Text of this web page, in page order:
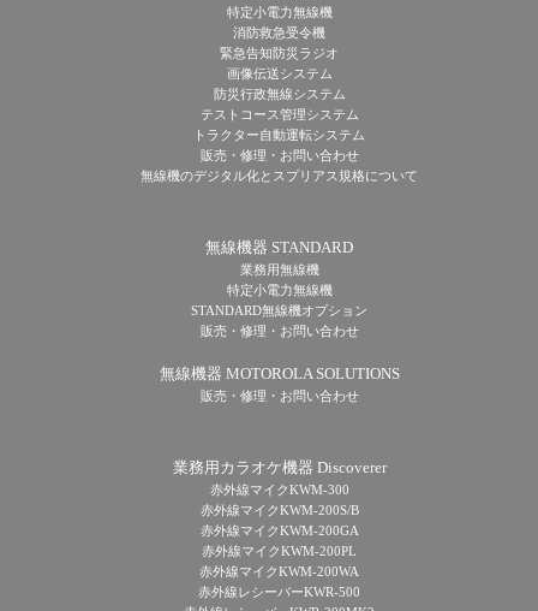
特定小電力無線機
消防救急受令機
緊急告知防災ラジオ
画像伝送システム
防災行政無線システム
テストコース管理システム
トラクター自動運転システム
販売・修理・お問い合わせ
無線機のデジタル化とスプリアス規格について
無線機器 STANDARD
業務用無線機
特定小電力無線機
STANDARD無線機オプション
販売・修理・お問い合わせ
無線機器 MOTOROLA SOLUTIONS
販売・修理・お問い合わせ
業務用カラオケ機器 Discoverer
赤外線マイクKWM-300
赤外線マイクKWM-200S/B
赤外線マイクKWM-200GA
赤外線マイクKWM-200PL
赤外線マイクKWM-200WA
赤外線レシーバーKWR-500